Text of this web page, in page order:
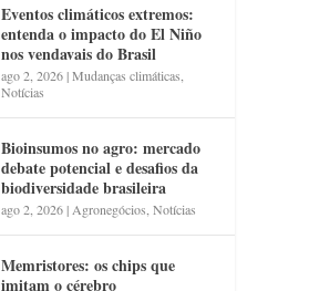
Eventos climáticos extremos:
entenda o impacto do El Niño
nos vendavais do Brasil
ago 2, 2026|Mudanças climáticas
Notícias
Bioinsumos no agro: mercado
debate potencial e desafios da
biodiversidade brasileira
ago 2, 2026| Agronegócios ,Notícias
Memristores: os chips que
imitam o cérebro